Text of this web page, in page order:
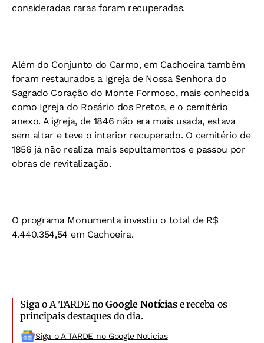
consideradas raras foram recuperadas.
Além do Conjunto do Carmo, em Cachoeira também
foram restaurados a Igreja de Nossa Senhora do
Sagrado Coração do Monte Formoso, mais conhecida
como Igreja do Rosário dos Pretos, e o cemitério
anexo. A igreja, de 1846 não era mais usada, estava
sem altar e teve o interior recuperado. O cemitério de
1856 já não realiza mais sepultamentos e passou por
obras de revitalização.
O programa Monumenta investiu o total de R$
4.440.354,54 em Cachoeira.
Siga o A TARDE noGoogle Notíciase receba os
principais destaques do dia.
Siga o A TARDE no Google Noticias